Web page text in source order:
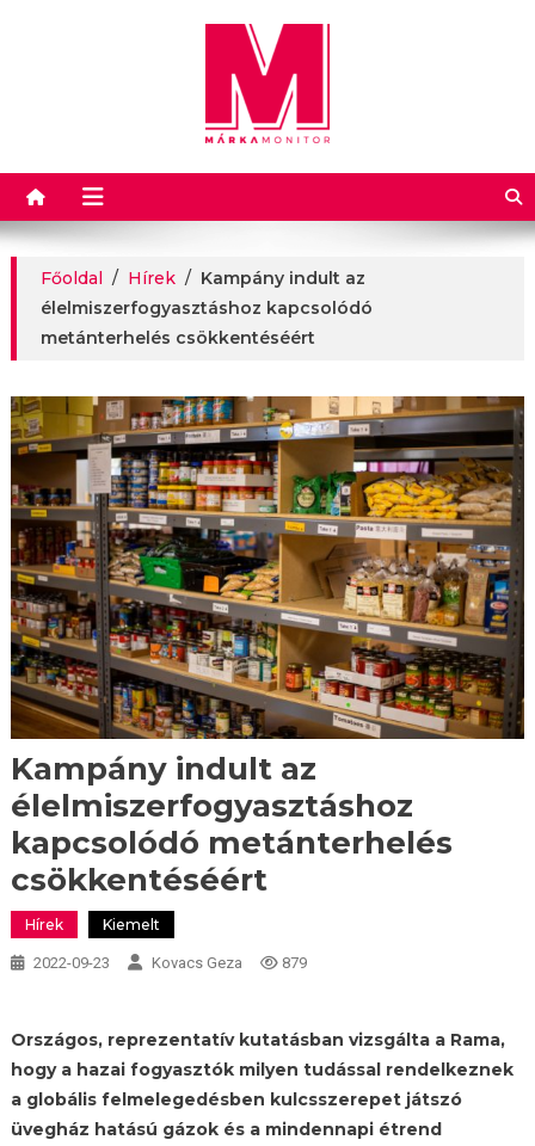
Márkamonitor
Főoldal / Hírek / Kampány indult az
élelmiszerfogyasztáshoz kapcsolódó
metánterhelés csökkentéséért
Kampány indult az
élelmiszerfogyasztáshoz
kapcsolódó metánterhelés
csökkentéséért
Hírek Kiemelt
2022-09-23 Kovacs Geza 879
Országos, reprezentatív kutatásban vizsgálta a Rama,
hogy a hazai fogyasztók milyen tudással rendelkeznek
a globális felmelegedésben kulcsszerepet játszó
üvegház hatású gázok és a mindennapi étrend